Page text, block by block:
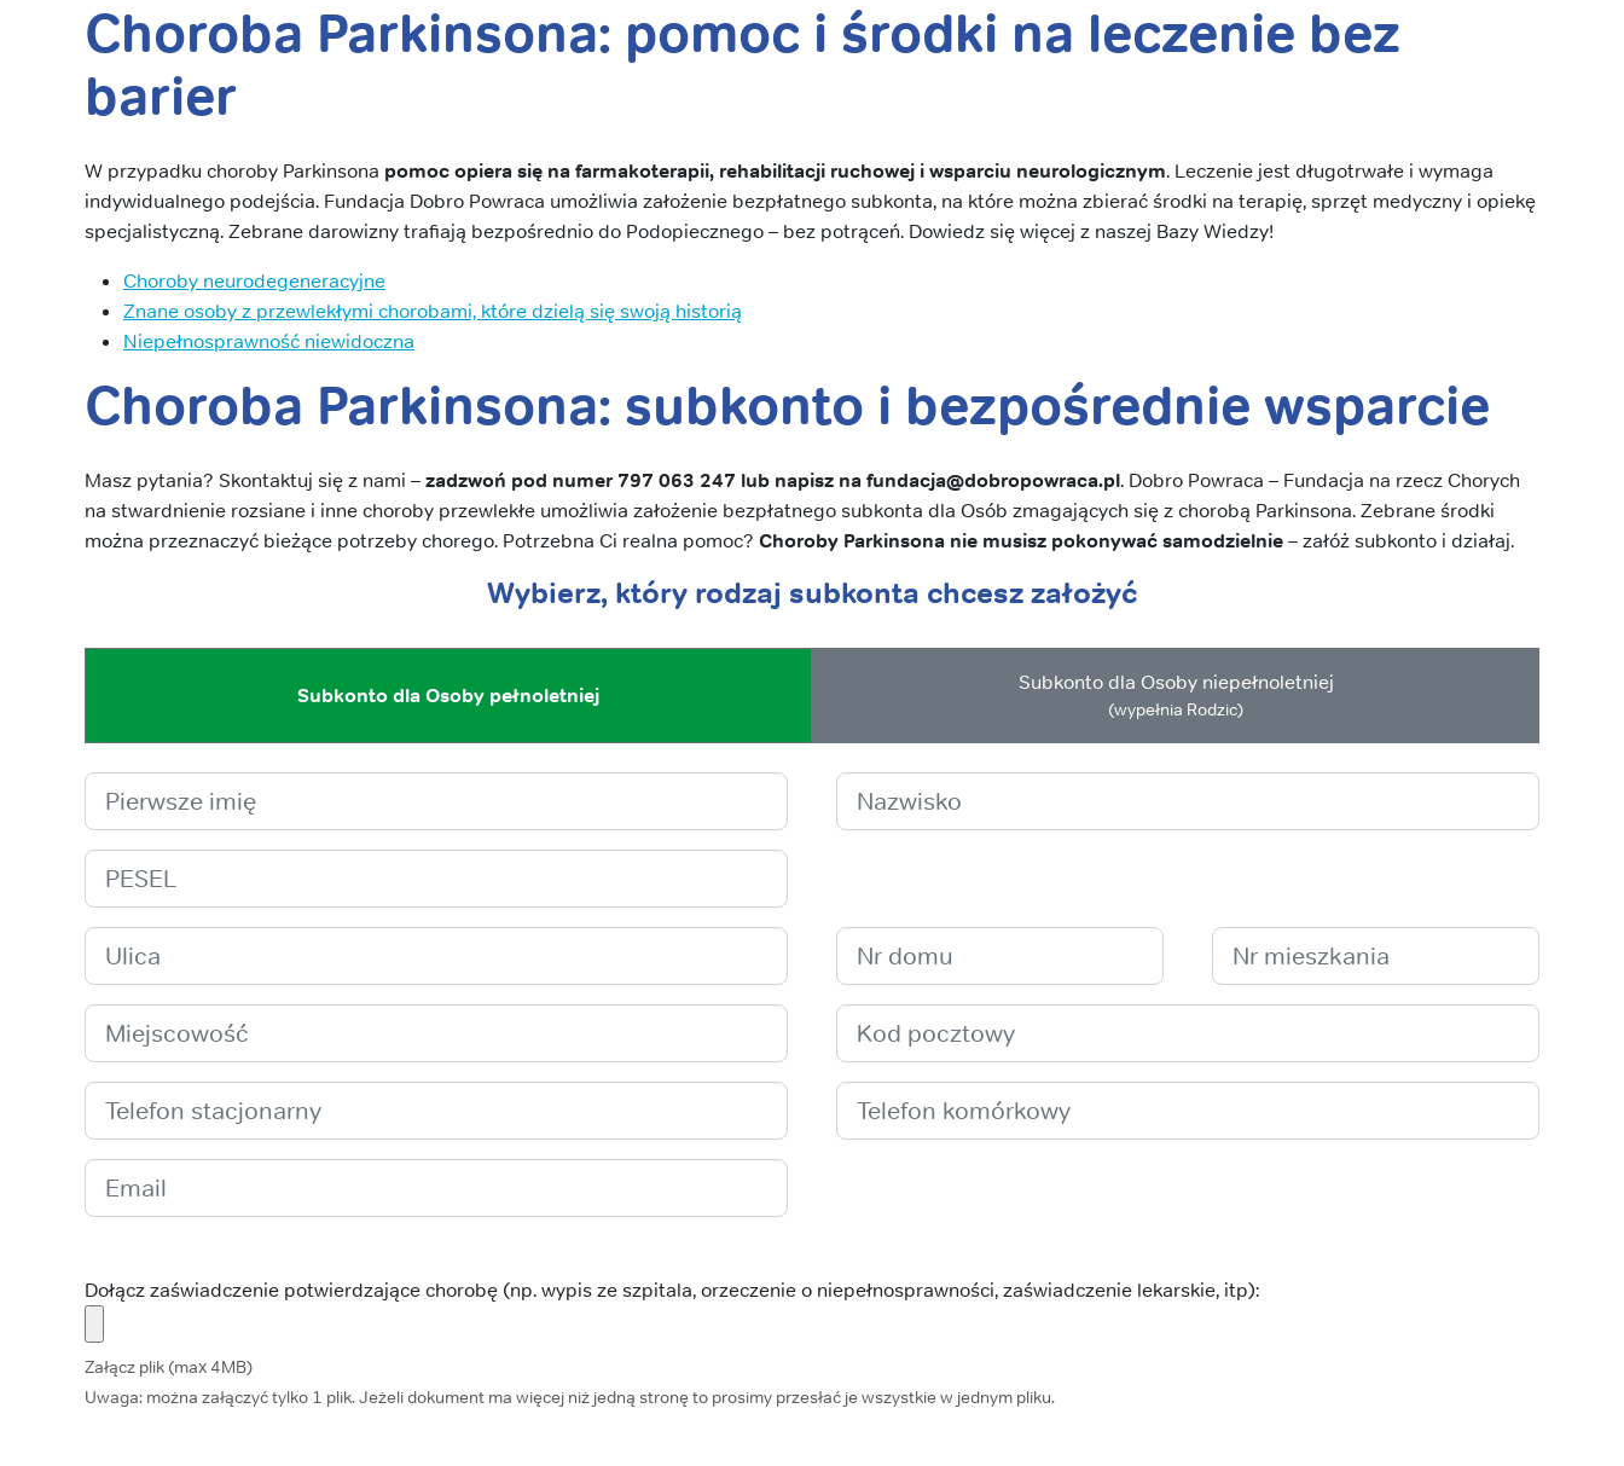
Choroba Parkinsona: pomoc i środki na leczenie bez
barier
W przypadku choroby Parkinsona pomoc opiera się na farmakoterapii, rehabilitacji ruchowej i wsparciu neurologicznym. Leczenie jest długotrwałe i wymaga
indywidualnego podejścia. Fundacja Dobro Powraca umożliwia założenie bezpłatnego subkonta, na które można zbierać środki na terapię, sprzęt medyczny i opiekę
specjalistyczną. Zebrane darowizny trafiają bezpośrednio do Podopiecznego – bez potrąceń. Dowiedz się więcej z naszej Bazy Wiedzy!
Choroby neurodegeneracyjne
Znane osoby z przewlekłymi chorobami, które dzielą się swoją historią
Niepełnosprawność niewidoczna
Choroba Parkinsona: subkonto i bezpośrednie wsparcie
Masz pytania? Skontaktuj się z nami –zadzwoń pod numer 797 063 247 lub napisz na fundacja@dobropowraca.pl. Dobro Powraca – Fundacja na rzecz Chorych
na stwardnienie rozsiane i inne choroby przewlekłe umożliwia założenie bezpłatnego subkonta dla Osób zmagających się z chorobą Parkinsona. Zebrane środki
można przeznaczyć bieżące potrzeby chorego. Potrzebna Ci realna pomoc? Choroby Parkinsona nie musisz pokonywać samodzielnie– załóż subkonto i działaj.
Wybierz, który rodzaj subkonta chcesz założyć
Subkonto dla Osoby pełnoletniej Subkonto dla Osoby niepełnoletniej
(wypełnia Rodzic)
Dołącz zaświadczenie potwierdzające chorobę (np. wypis ze szpitala, orzeczenie o niepełnosprawności, zaświadczenie lekarskie, itp):
Załącz plik (max 4MB)
Uwaga: można załączyć tylko 1 plik. Jeżeli dokument ma więcej niż jedną stronę to prosimy przesłać je wszystkie w jednym pliku.